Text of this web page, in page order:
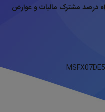
درصد مشترک مالیات و عوارض